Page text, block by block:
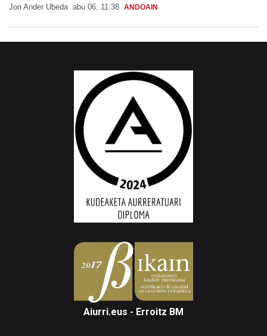
Jon Ander Ubeda abu 06, 11:38 ANDOAIN
Aiurri.eus - Erroitz BM